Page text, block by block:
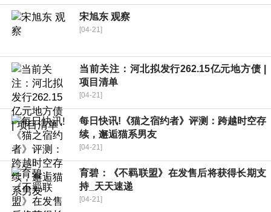
宋旭东 观察
[04-21]
当前关注：河北拟发行262.15亿元地方债 |
项目清单
[04-21]
每日快讯!《猫之宿约者》评测：跨越时空存
续，邂逅猫系男友
[04-21]
育碧：《不羁联盟》在发售后将获得长期支
持_天天速递
[04-21]